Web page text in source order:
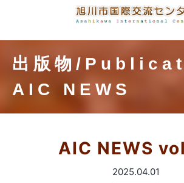
出版物/
AIC NEWS
AIC NEWS
2025.04.01